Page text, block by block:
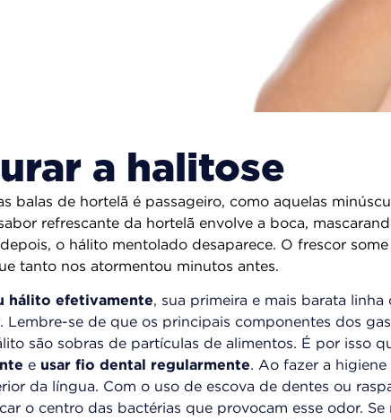
a halitose
balas de hortelã é passageiro, como aquelas
refrescante da hortelã envolve a boca,
o hálito mentolado desaparece. O frescor
tanto nos atormentou minutos antes.
hálito efetivamente, sua primeira e mais barata linha
Lembre-se de que os principais componentes dos
são sobras de partículas de alimentos. É por isso
e usar fio dental regularmente. Ao fazer a
da língua. Com o uso de escova de dentes ou
o centro das bactérias que provocam esse odor.